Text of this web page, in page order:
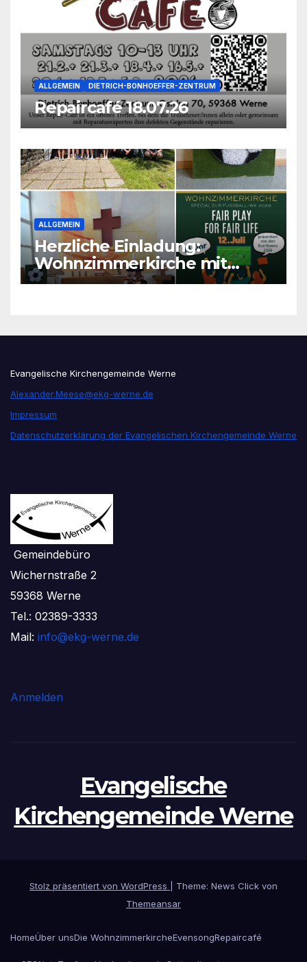
ALLGEMEIN DIETRICH-BONHOEFFER-ZENTRUM
Repaircafé 18.07.26
ALLGEMEIN
Herzliche Einladung:
Wohnzimmerkirche mit
unseren Konfis
Evangelische Kirchengemeinde Werne
Alexander.Meese@ekg-werne.de
Impressum
Datenschutzerklärung der Evangelischen Kirchengemeinde Werne
Gemeindebüro
Wichernstraße 2
59368 Werne
Tel.: 02389-3333
Mail: info@ekg-werne.de
Anmelden
Evangelische
Kirchengemeinde Werne
Stolz präsentiert von WordPress
Theme: News Click von
Themeansar
HomeÜber unsDie WohnzimmerkircheEvensongRepaircafé